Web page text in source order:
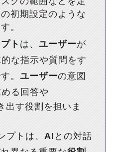
初期設定のような
。
ト は、 ユーザーが
な指示や質問をす
。 ユーザーの意図
る回答や
出す役割を担いま
プトは、 AI との対話